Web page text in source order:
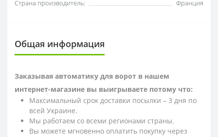
Страна производитель:
Франция
Общая информация
Заказывая автоматику для ворот в нашем
интернет-магазине вы выигрываете потому что:
Максимальный срок доставки посылки – 3 дня по
всей Украине.
Мы работаем со всеми регионами страны.
Вы можете мгновенно оплатить покупку через